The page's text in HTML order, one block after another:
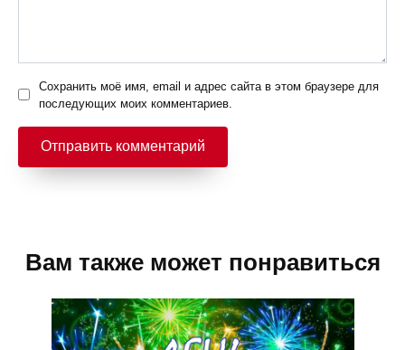
Сохранить моё имя, email и адрес сайта в этом браузере для
последующих моих комментариев.
Вам также может понравиться